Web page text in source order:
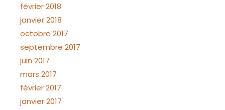
février 2018
janvier 2018
octobre 2017
septembre 2017
juin 2017
mars 2017
février 2017
janvier 2017